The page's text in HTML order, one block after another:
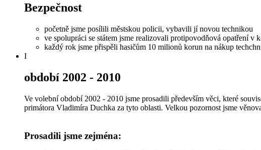
Bezpečnost
početně jsme posílili městskou policii, vybavili jí novou technikou
ve spolupráci se státem jsme realizovali protipovodňová opatření v
každý rok jsme přispěli hasičům 10 milionů korun na nákup
I
období 2002 - 2010
Ve volební období 2002 - 2010 jsme prosadili především věci, které
primátora Vladimíra Duchka za tyto oblasti. Velkou pozornost jsme
Prosadili jsme zejména: